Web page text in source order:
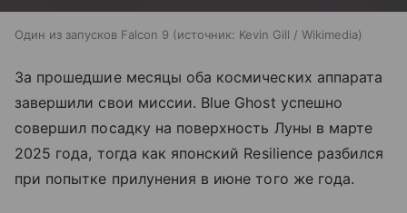
Один из запусков Falcon 9 источник: Kevin Gill / Wikimedia
За прошедшие месяцы оба космических аппарата
завершили свои миссии. Blue Ghost успешно
совершил посадку на поверхность Луны в марте
2025 года, тогда как японский Resilience разбился
при попытке прилунения в июне того же года.